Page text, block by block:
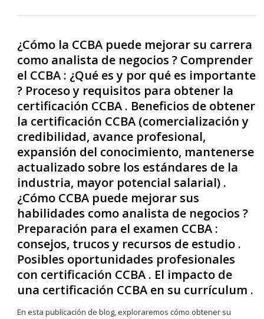
¿Cómo la CCBA puede mejorar su carrera
como analista de negocios ? Comprender
el CCBA : ¿Qué es y por qué es importante
? Proceso y requisitos para obtener la
certificación CCBA . Beneficios de obtener
la certificación CCBA (comercialización y
credibilidad, avance profesional,
expansión del conocimiento, mantenerse
actualizado sobre los estándares de la
industria, mayor potencial salarial) .
¿Cómo CCBA puede mejorar sus
habilidades como analista de negocios ?
Preparación para el examen CCBA :
consejos, trucos y recursos de estudio .
Posibles oportunidades profesionales
con certificación CCBA . El impacto de
una certificación CCBA en su currículum .
En esta publicación de blog, exploraremos cómo obtener su